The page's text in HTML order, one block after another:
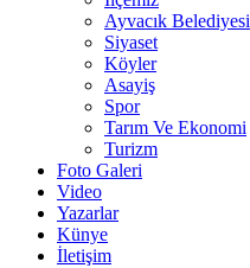
Ayvacık Belediyesi
Siyaset
Köyler
Asayiş
Spor
Tarım Ve Ekonomi
Turizm
Foto Galeri
Video
Yazarlar
Künye
İletişim